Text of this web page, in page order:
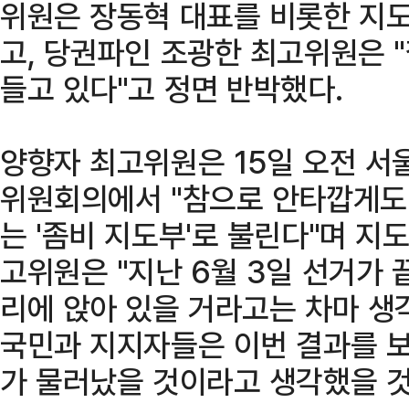
위원은 장동혁 대표를 비롯한 지
고, 당권파인 조광한 최고위원은
들고 있다"고 정면 반박했다.
양향자 최고위원은 15일 오전 서
위원회의에서 "참으로 안타깝게
는 '좀비 지도부'로 불린다"며 지
고위원은 "지난 6월 3일 선거가
리에 앉아 있을 거라고는 차마
국민과 지지자들은 이번 결과를
가 물러났을 것이라고 생각했을